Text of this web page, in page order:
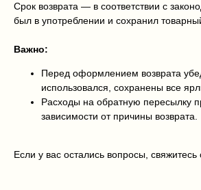
Срок возврата — в соответствии с
был в употреблении и сохранил
Важно:
Перед оформлением возврата
использовался, сохранены все
Расходы на обратную пересылку
зависимости от причины возврата.
Если у вас остались вопросы,